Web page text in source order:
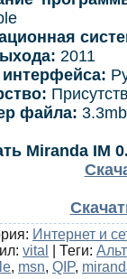
2011
файла: 3.3mb
Miranda IM
: Интернет и
: vital Теги:
, msn, QIP,